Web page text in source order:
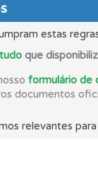
estas
que
formulário de
documentos
relevantes